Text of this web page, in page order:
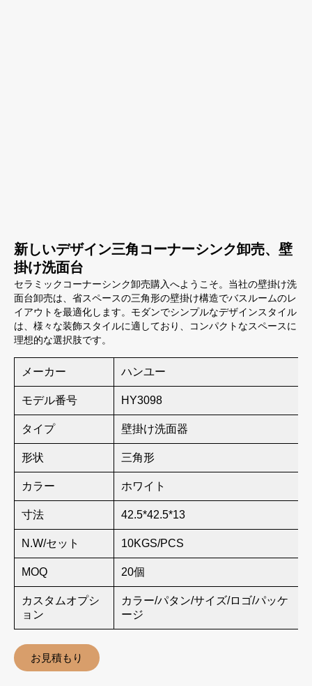
新しいデザイン三角コーナーシンク卸売、壁
掛け洗面台
セラミックコーナーシンク卸売購入へようこそ。当社の壁掛け洗
面台卸売は、省スペースの三角形の壁掛け構造でバスルームのレ
イアウトを最適化します。モダンでシンプルなデザインスタイル
は、様々な装飾スタイルに適しており、コンパクトなスペースに
理想的な選択肢です。
メーカー ハンユー
モデル番号 HY3098
タイプ 壁掛け洗面器
形状 三角形
カラー ホワイト
寸法 42.5*42.5*13
N.W/セット 10KGS/PCS
MOQ 20個
カスタムオプシ
ョン
カラー/パタン/サイズ/ロゴ/パッケ
ージ
お見積もり